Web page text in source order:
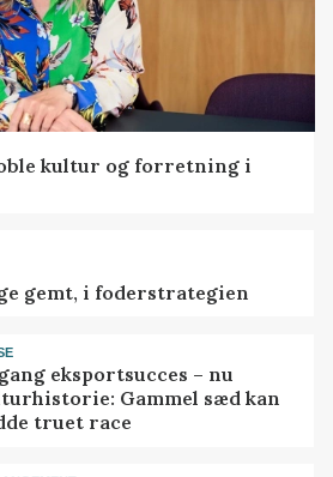
kultur og forretning i
gemt, i foderstrategien
eksportsucces – nu
Gammel sæd kan
truet race